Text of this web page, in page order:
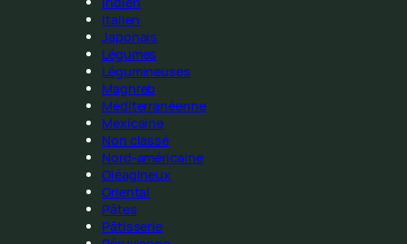
Italien
Japonais
Légumes
Légumineuses
Maghreb
Méditerranéenne
Mexicaine
Non classé
Nord-américaine
Oléagineux
Oriental
Pâtes
Pâtisserie